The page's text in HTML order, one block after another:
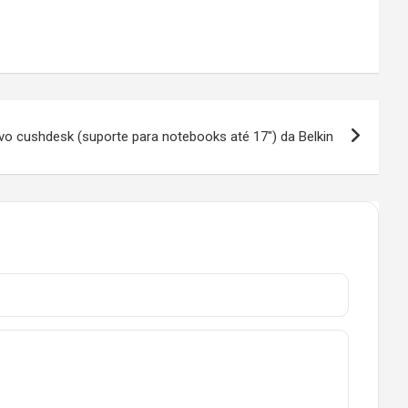
cushdesk (suporte para notebooks até 17″) da Belkin